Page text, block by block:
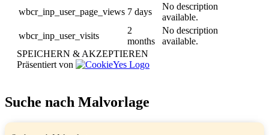
wbcr_inp_user_page_views 7 days
No description
available.
wbcr_inp_user_visits
2
months
No description
available.
SPEICHERN & AKZEPTIEREN
Präsentiert von
Suche nach Malvorlage